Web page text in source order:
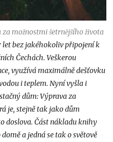
možnostmi šetrnějšího života
let bez jakéhokoliv připojení k
Čechách. Veškerou
využívá maximálně dešťovku
i teplem. Nyní vyšla i
dům: Výprava za
je, stejně tak jako dům
doslova. Část nákladu knihy
a jedná se tak o světově